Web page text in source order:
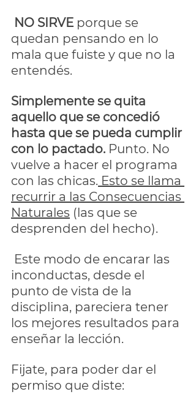
NO SIRVE porque se
quedan pensando en lo
mala que fuiste y que no la
entendés.
Simplemente se quita
aquello que se concedió
hasta que se pueda cumplir
con lo pactado. Punto. No
vuelve a hacer el programa
con las chicas. Esto se llama
recurrir a las Consecuencias
Naturales (las que se
desprenden del hecho).
inconductas, desde el
punto de vista de la
disciplina, pareciera tener
los mejores resultados para
enseñar la lección.
Fijate, para poder dar el
permiso que diste: